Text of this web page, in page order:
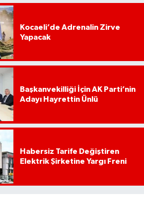
Kocaeli’de Adrenalin Zirve
Yapacak
Başkanvekilliği İçin AK Parti’nin
Adayı Hayrettin Ünlü
Habersiz Tarife Değiştiren
Elektrik Şirketine Yargı Freni